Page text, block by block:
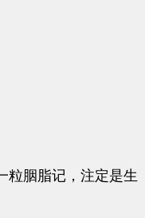
胭脂记，注定是生